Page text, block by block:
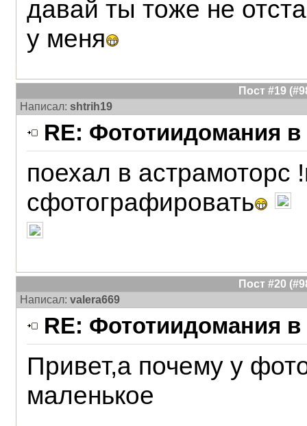
давай ты тоже не
у меня
Пост #19
Написал: shtrih19
RE: Фототиидомания в
поехал в астрамоторс
сфотографировать
Пост #20
Написал: valera669
RE: Фототиидомания в
Привет,а почему у
маленькое